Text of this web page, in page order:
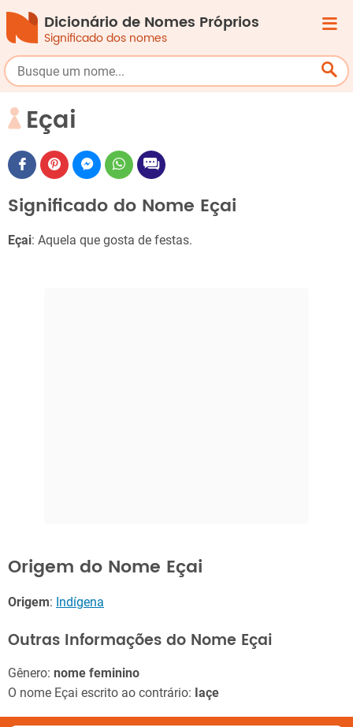
Dicionário de Nomes Próprios
Significado dos nomes
Eçai
Significado do Nome Eçai
Eçai: Aquela que gosta de festas.
Origem do Nome Eçai
Origem: Indígena
Outras Informações do Nome Eçai
Gênero: nome feminino
O nome Eçai escrito ao contrário: Iaçe